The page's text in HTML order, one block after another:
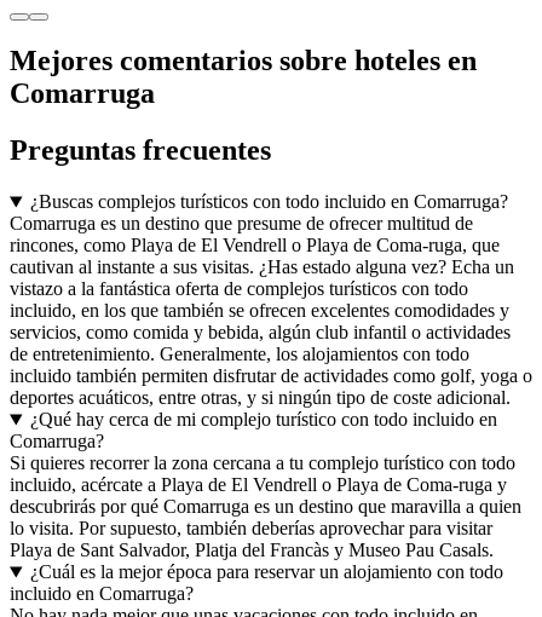
Mejores comentarios sobre hoteles en
Comarruga
Preguntas frecuentes
¿Buscas complejos turísticos con todo incluido en Comarruga?
Comarruga es un destino que presume de ofrecer multitud de
rincones, como Playa de El Vendrell o Playa de Coma-ruga, que
cautivan al instante a sus visitas. ¿Has estado alguna vez? Echa un
vistazo a la fantástica oferta de complejos turísticos con todo
incluido, en los que también se ofrecen excelentes comodidades y
servicios, como comida y bebida, algún club infantil o actividades
de entretenimiento. Generalmente, los alojamientos con todo
incluido también permiten disfrutar de actividades como golf, yoga o
deportes acuáticos, entre otras, y si ningún tipo de coste adicional.
¿Qué hay cerca de mi complejo turístico con todo incluido en
Comarruga?
Si quieres recorrer la zona cercana a tu complejo turístico con todo
incluido, acércate a Playa de El Vendrell o Playa de Coma-ruga y
descubrirás por qué Comarruga es un destino que maravilla a quien
lo visita. Por supuesto, también deberías aprovechar para visitar
Playa de Sant Salvador, Platja del Francàs y Museo Pau Casals.
¿Cuál es la mejor época para reservar un alojamiento con todo
incluido en Comarruga?